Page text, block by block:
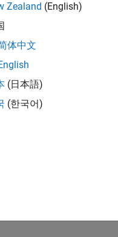
Zealand (English)
体中文
(日本語)
(한국어)